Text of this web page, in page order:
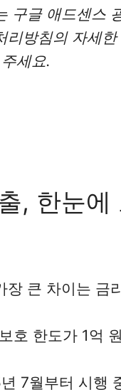
구글 애드센스
리방침의 자세
세요.
, 한눈
큰 차이는 금
호 한도가 1억
7월부터 시행